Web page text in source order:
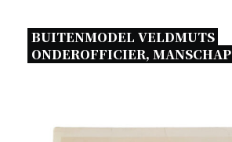
BUITENMODEL VELDMUTS
ONDEROFFICIER, MANSCHAP